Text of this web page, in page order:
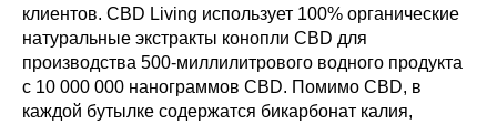
клиентов. CBD Living использует 100% органические
натуральные экстракты конопли CBD для
производства 500-миллилитрового водного продукта
с 10 000 000 нанограммов CBD. Помимо CBD, в
каждой бутылке содержатся бикарбонат калия,